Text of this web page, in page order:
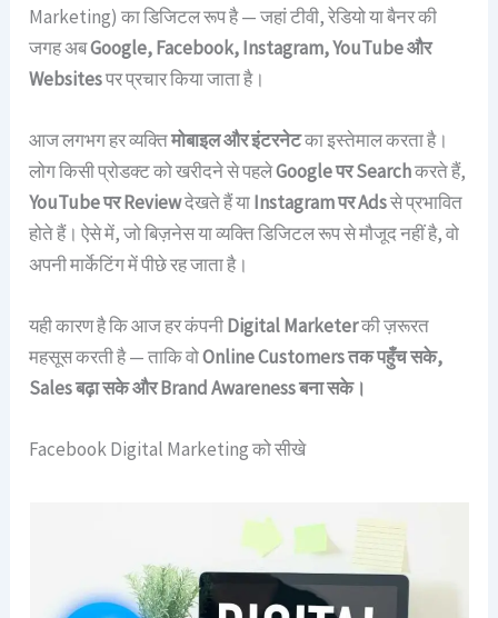
Marketing) का डिजिटल रूप है — जहां टीवी, रेडियो या बैनर की
जगह अबGoogle, Facebook, Instagram, YouTube और
Websitesपर प्रचार किया जाता है।
आज लगभग हर व्यक्तिमोबाइल और इंटरनेटका इस्तेमाल करता है।
लोग किसी प्रोडक्ट को खरीदने से पहलेGoogle पर Searchकरते हैं,
YouTube पर Reviewदेखते हैं याInstagram पर Adsसे प्रभावित
होते हैं। ऐसे में, जो बिज़नेस या व्यक्ति डिजिटल रूप से मौजूद नहीं है, वो
अपनी मार्केटिंग में पीछे रह जाता है।
यही कारण है कि आज हर कंपनीDigital Marketerकी ज़रूरत
महसूस करती है — ताकि वोOnline Customers तक पहुँच सके,
Sales बढ़ा सके और Brand Awareness बना सके।
Facebook Digital Marketing को सीखे